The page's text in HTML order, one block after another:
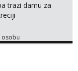
trazi damu za
osobu